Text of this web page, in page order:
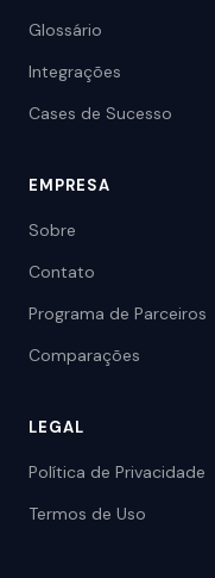
Glossário
Integrações
Cases de Sucesso
EMPRESA
Sobre
Contato
Programa de Parceiros
Comparações
LEGAL
Política de Privacidade
Termos de Uso